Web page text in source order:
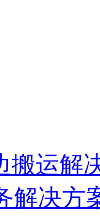
搬运解
解决方